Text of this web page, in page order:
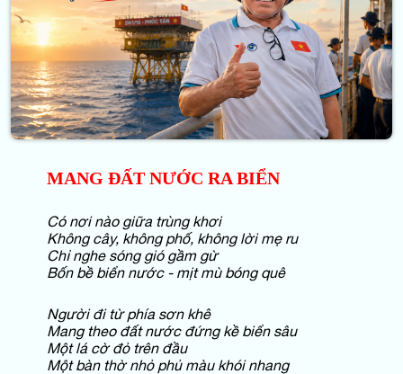
MANG ĐẤT NƯỚC RA BIỂN
Có nơi nào giữa trùng khơi
Không cây, không phố, không lời mẹ ru
Chỉ nghe sóng gió gầm gừ
Bốn bề biển nước - mịt mù bóng quê
Người đi từ phía sơn khê
Mang theo đất nước đứng kề biển sâu
Một lá cờ đỏ trên đầu
Một bàn thờ nhỏ phủ màu khói nhang